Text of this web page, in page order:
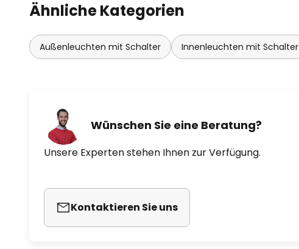
Ähnliche Kategorien
Außenleuchten mit Schalter Innenleuchten mit Schalter
Wünschen Sie eine Beratung?
Unsere Experten stehen Ihnen zur Verfügung.
Kontaktieren Sie uns